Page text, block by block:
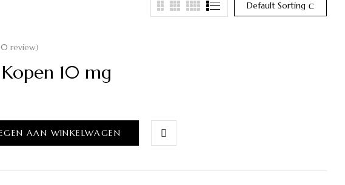
Default Sorting
review)
10 mg
AAN WINKELWAGEN